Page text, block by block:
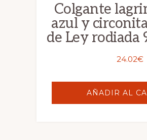
Colgante
azul y
de Ley rodiada
24.02€
AÑADIR AL